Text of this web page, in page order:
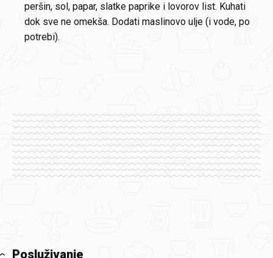
peršin, sol, papar, slatke paprike i lovorov list. Kuhati
dok sve ne omekša. Dodati maslinovo ulje (i vode, po
potrebi).
Posluživanje